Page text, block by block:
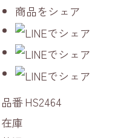
商品をシェア
品番HS2464
在庫